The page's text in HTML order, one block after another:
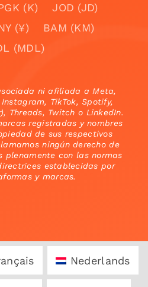
(K)
JOD (JD)
(¥)
BAM (KM)
(MDL)
ni afiliada a Meta,
Instagram, TikTok, Spotify,
Threads, Twitch o LinkedIn.
registradas y nombres
de sus respectivos
ningún derecho de
plenamente con las normas
establecidas por
y marcas.
Nederlands